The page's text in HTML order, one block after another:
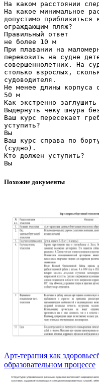
На каком расстоянии
На какое минимальное
допустимо приблизиться
ограждающим пляж?
Правильный ответ
не более 10 м
При плавании на
перевозить на судне
совершеннолетних. На
столько взрослых,
судоводителя.
Не менее длины корпуса
50 м
Как экстренно заглушить
Выдернуть чеку шнура
Ваш курс пересекает
уступить?
Вы
Ваш курс справа по
(судно).
Кто должен уступить?
Похожие документы
Арт-терапия как
образовательном процессе